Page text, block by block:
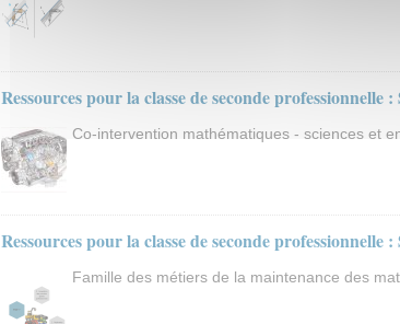
Ressources pour la classe de seconde professionnelle
Co-intervention mathématiques - sciences et
Ressources pour la classe de seconde professionnelle :
Famille des métiers de la maintenance des